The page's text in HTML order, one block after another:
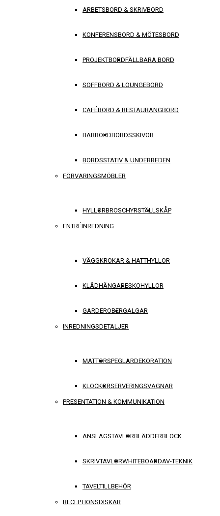
ARBETSBORD & SKRIVBORD
KONFERENSBORD & MÖTESBORD
PROJEKTBORDFÄLLBARA BORD
SOFFBORD & LOUNGEBORD
CAFÉBORD & RESTAURANGBORD
BARBORDBORDSSKIVOR
BORDSSTATIV & UNDERREDEN
FÖRVARINGSMÖBLER
HYLLORBROSCHYRSTÄLLSKÅP
ENTRÉINREDNING
VÄGGKROKAR & HATTHYLLOR
KLÄDHÄNGARESKOHYLLOR
GARDEROBERGALGAR
INREDNINGSDETALJER
MATTORSPEGLARDEKORATION
KLOCKORSERVERINGSVAGNAR
PRESENTATION & KOMMUNIKATION
ANSLAGSTAVLORBLÄDDERBLOCK
SKRIVTAVLORWHITEBOARDAV-TEKNIK
TAVELTILLBEHÖR
RECEPTIONSDISKAR